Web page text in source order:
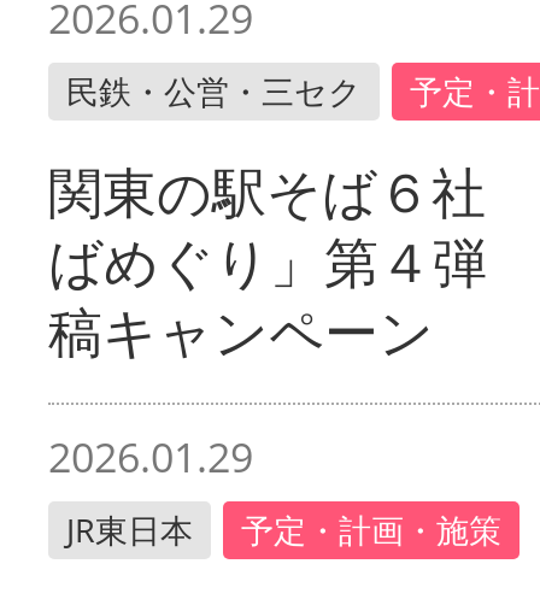
2026.01.29
民鉄・公営・三セク 予定・
関東の駅そば６社
ばめぐり」第４弾
稿キャンペーン
2026.01.29
JR東日本 予定・計画・施策